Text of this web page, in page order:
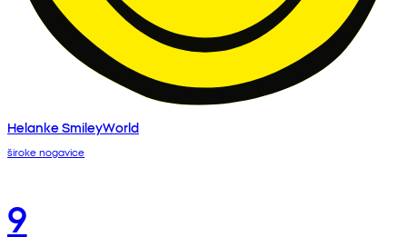
Helanke SmileyWorld
široke nogavice
9